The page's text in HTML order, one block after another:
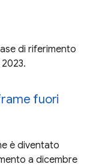
di riferimento
fuori
è diventato
a dicembre